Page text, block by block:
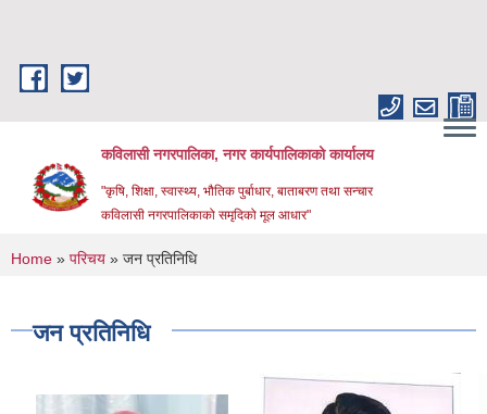
कविलासी नगरपालिका, नगर कार्यपालिकाको कार्यालय
"कृषि, शिक्षा, स्वास्थ्य, भौतिक पुर्बाधार, बाताबरण तथा सन्चार
कविलासी नगरपालिकाको समृदिको मूल आधार"
You are here
Home » परिचय » जन प्रतिनिधि
जन प्रतिनिधि